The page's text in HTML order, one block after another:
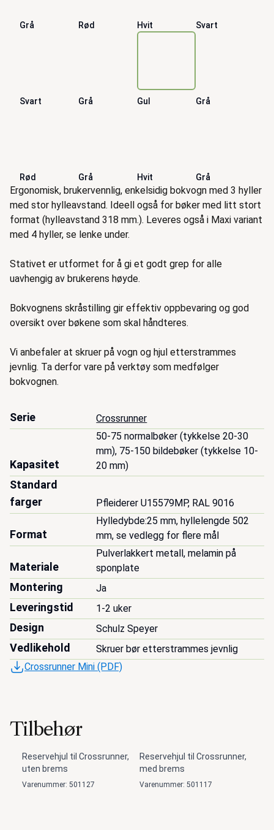
Grå Rød Hvit Svart
Svart Grå Gul Grå
Rød Grå Hvit Grå
Beskrivelse
Ergonomisk, brukervennlig, enkelsidig bokvogn med 3 hyller
med stor hylleavstand. Ideell også for bøker med litt stort
format (hylleavstand 318 mm.). Leveres også i Maxi variant
med 4 hyller, se lenke under.
Stativet er utformet for å gi et godt grep for alle
uavhengig av brukerens høyde.
Bokvognens skråstilling gir effektiv oppbevaring og god
oversikt over bøkene som skal håndteres.
Vi anbefaler at skruer på vogn og hjul etterstrammes
jevnlig. Ta derfor vare på verktøy som medfølger
bokvognen.
Serie Crossrunner
Kapasitet
50-75 normalbøker (tykkelse 20-30
mm), 75-150 bildebøker (tykkelse 10-
20 mm)
Standard
farger
Pfleiderer U15579MP, RAL 9016
Format
Hylledybde:25 mm, hyllelengde 502
mm, se vedlegg for flere mål
Materiale
Pulverlakkert metall, melamin på
sponplate
Montering Ja
Leveringstid 1-2 uker
Design Schulz Speyer
Vedlikehold
Skruer bør etterstrammes jevnlig
Crossrunner Mini (PDF)
Tilbehør
Reservehjul til Crossrunner,
uten brems
Varenummer: 501127
Reservehjul til Crossrunner,
med brems
Varenummer: 501117